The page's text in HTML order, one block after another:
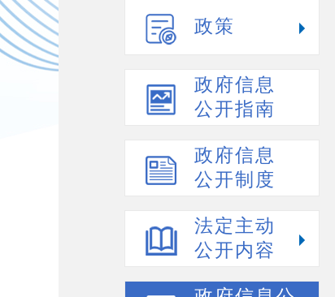
政策
政府信息
公开指南
政府信息
公开制度
法定主动
公开内容